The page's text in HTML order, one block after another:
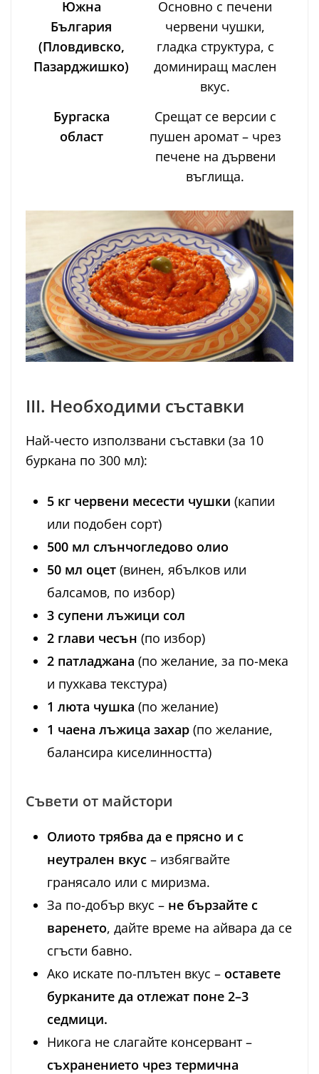
Южна
България
(Пловдивско,
Пазарджишко)
Основно с печени
червени чушки,
гладка структура, с
доминиращ маслен
вкус.
Бургаска
област
Срещат се версии с
пушен аромат – чрез
печене на дървени
въглища.
III. Необходими съставки
Най-често използвани съставки (за 10
буркана по 300 мл):
5 кг червени месести чушки (капии
или подобен сорт)
500 мл слънчогледово олио
50 мл оцет (винен, ябълков или
балсамов, по избор)
3 супени лъжици сол
2 глави чесън (по избор)
2 патладжана (по желание, за по-мека
и пухкава текстура)
1 люта чушка (по желание)
1 чаена лъжица захар (по желание,
балансира киселинността)
Съвети от майстори
Олиото трябва да е прясно и с
неутрален вкус – избягвайте
гранясало или с миризма.
За по-добър вкус – не бързайте с
варенето, дайте време на айвара да се
сгъсти бавно.
Ако искате по-плътен вкус – оставете
бурканите да отлежат поне 2–3
седмици.
Никога не слагайте консервант –
съхранението чрез термична